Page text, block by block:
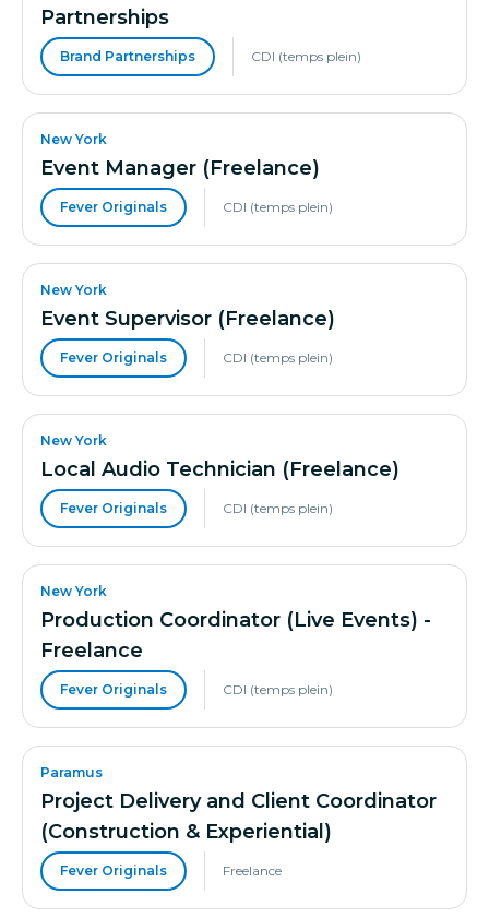
Partnerships
Brand Partnerships CDI (temps plein)
New York
Event Manager (Freelance)
Fever Originals CDI (temps plein)
New York
Event Supervisor (Freelance)
Fever Originals CDI (temps plein)
New York
Local Audio Technician (Freelance)
Fever Originals CDI (temps plein)
New York
Production Coordinator (Live Events) -
Freelance
Fever Originals CDI (temps plein)
Paramus
Project Delivery and Client Coordinator
(Construction & Experiential)
Fever Originals Freelance